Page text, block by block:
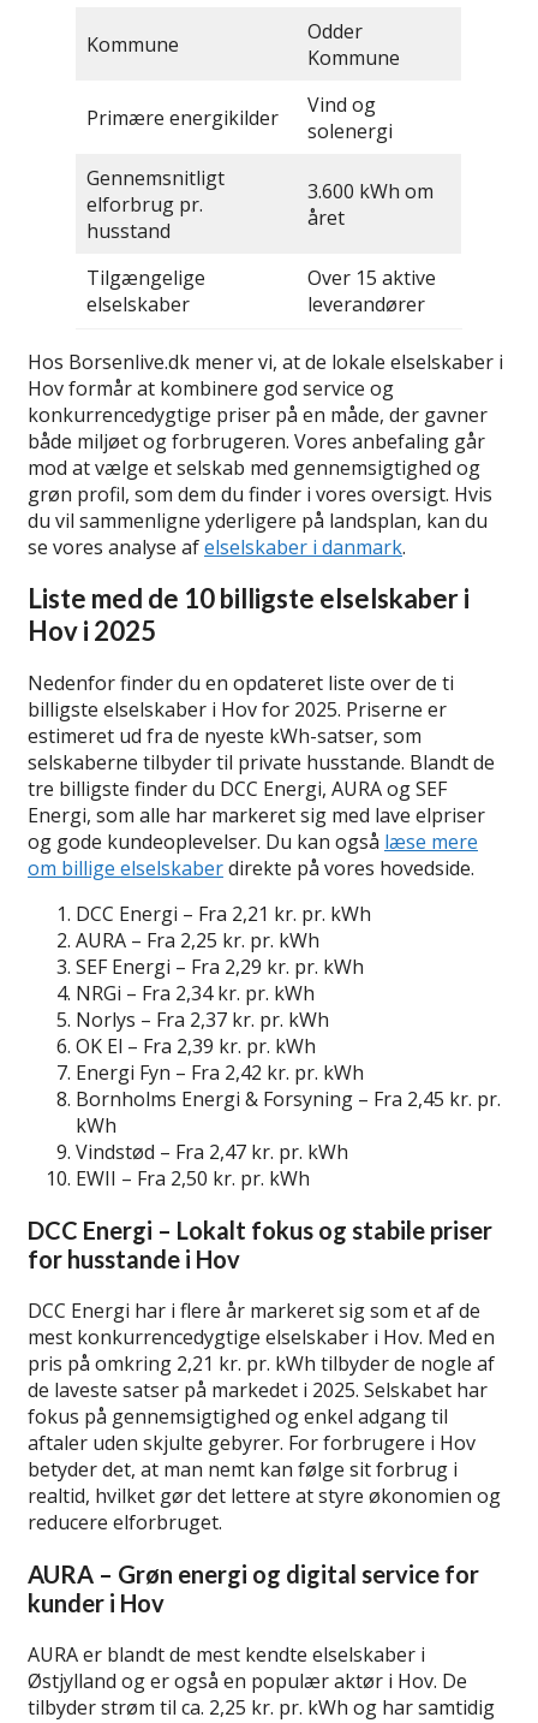
Kommune
Odder
Kommune
Primære energikilder
Vind og
solenergi
Gennemsnitligt
elforbrug pr.
husstand
3.600 kWh om
året
Tilgængelige
elselskaber
Over 15 aktive
leverandører
Hos Borsenlive.dk mener vi, at de lokale elselskaber i
Hov formår at kombinere god service og
konkurrencedygtige priser på en måde, der gavner
både miljøet og forbrugeren. Vores anbefaling går
mod at vælge et selskab med gennemsigtighed og
grøn profil, som dem du finder i vores oversigt. Hvis
du vil sammenligne yderligere på landsplan, kan du
se vores analyse afelselskaber i danmark.
Liste med de 10 billigste elselskaber i
Hov i 2025
Nedenfor finder du en opdateret liste over de ti
billigste elselskaber i Hov for 2025. Priserne er
estimeret ud fra de nyeste kWh-satser, som
selskaberne tilbyder til private husstande. Blandt de
tre billigste finder du DCC Energi, AURA og SEF
Energi, som alle har markeret sig med lave elpriser
og gode kundeoplevelser. Du kan også læse mere
om billige elselskaberdirekte på vores hovedside.
DCC Energi – Fra 2,21 kr. pr. kWh
AURA – Fra 2,25 kr. pr. kWh
SEF Energi – Fra 2,29 kr. pr. kWh
NRGi – Fra 2,34 kr. pr. kWh
Norlys – Fra 2,37 kr. pr. kWh
OK El – Fra 2,39 kr. pr. kWh
Energi Fyn – Fra 2,42 kr. pr. kWh
Bornholms Energi & Forsyning – Fra 2,45 kr. pr.
kWh
Vindstød – Fra 2,47 kr. pr. kWh
EWII – Fra 2,50 kr. pr. kWh
DCC Energi – Lokalt fokus og stabile priser
for husstande i Hov
DCC Energi har i flere år markeret sig som et af de
mest konkurrencedygtige elselskaber i Hov. Med en
pris på omkring 2,21 kr. pr. kWh tilbyder de nogle af
de laveste satser på markedet i 2025. Selskabet har
fokus på gennemsigtighed og enkel adgang til
aftaler uden skjulte gebyrer. For forbrugere i Hov
betyder det, at man nemt kan følge sit forbrug i
realtid, hvilket gør det lettere at styre økonomien og
reducere elforbruget.
AURA – Grøn energi og digital service for
kunder i Hov
AURA er blandt de mest kendte elselskaber i
Østjylland og er også en populær aktør i Hov. De
tilbyder strøm til ca. 2,25 kr. pr. kWh og har samtidig